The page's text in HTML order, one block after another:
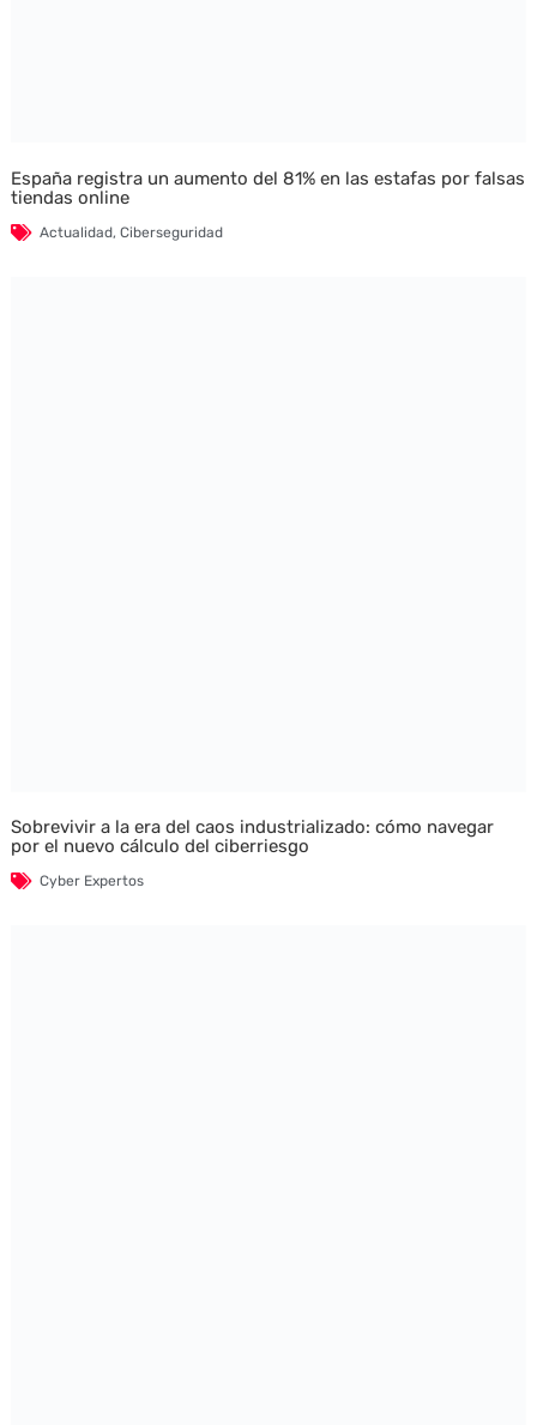
España registra un aumento del 81% en las estafas por falsas
tiendas online
Actualidad, Ciberseguridad
Sobrevivir a la era del caos industrializado: cómo navegar
por el nuevo cálculo del ciberriesgo
Cyber Expertos